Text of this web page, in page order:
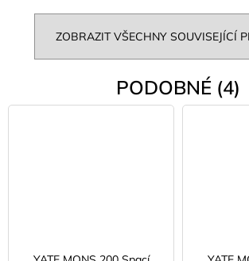
ZOBRAZIT VŠECHNY SOUVISEJÍCÍ
PODOBNÉ (4)